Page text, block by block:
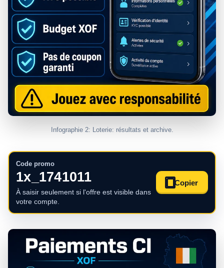
Infographie 2: Loterie: résultats et archive.
Code promo
1x_1741011
À saisir seulement si l'offre est visible dans
votre compte.
Copier